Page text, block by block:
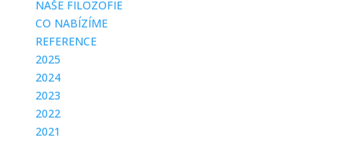
NAŠE FILOZOFIE
CO NABÍZÍME
REFERENCE
2025
2024
2023
2022
2021